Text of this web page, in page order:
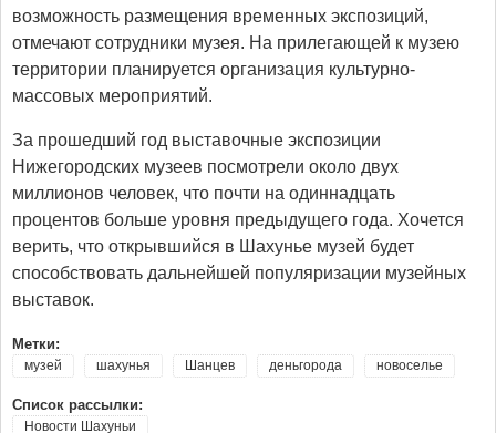
возможность размещения временных экспозиций,
отмечают сотрудники музея. На прилегающей к музею
территории планируется организация культурно-
массовых мероприятий.
За прошедший год выставочные экспозиции
Нижегородских музеев посмотрели около двух
миллионов человек, что почти на одиннадцать
процентов больше уровня предыдущего года. Хочется
верить, что открывшийся в Шахунье музей будет
способствовать дальнейшей популяризации музейных
выставок.
Метки:
музей шахунья Шанцев деньгорода новоселье
Список рассылки:
Новости Шахуньи